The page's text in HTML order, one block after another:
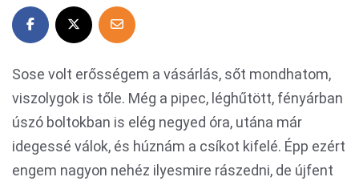
Sose volt erősségem a vásárlás, sőt mondhatom,
viszolygok is tőle. Még a pipec, léghűtött, fényárban
úszó boltokban is elég negyed óra, utána már
idegessé válok, és húznám a csíkot kifelé. Épp ezért
engem nagyon nehéz ilyesmire rászedni, de újfent